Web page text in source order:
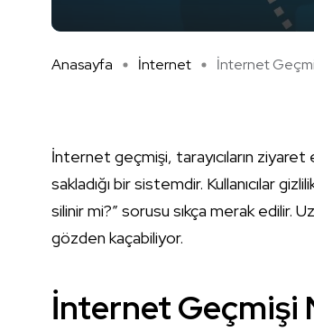
Anasayfa İnternet İnternet
İnternet geçmişi, tarayıcıların ziyaret
sakladığı bir sistemdir. Kullanıcılar
silinir mi?” sorusu sıkça merak edilir.
gözden kaçabiliyor.
İnternet Geçmişi